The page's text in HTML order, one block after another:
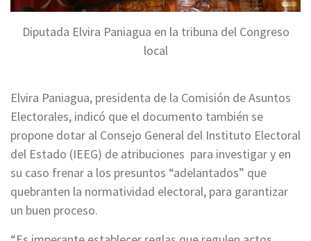
Diputada Elvira Paniagua en la tribuna del Congreso
local
Elvira Paniagua, presidenta de la Comisión de Asuntos
Electorales, indicó que el documento también se
propone dotar al Consejo General del Instituto Electoral
del Estado (IEEG) de atribuciones para investigar y en
su caso frenar a los presuntos “adelantados” que
quebranten la normatividad electoral, para garantizar
un buen proceso.